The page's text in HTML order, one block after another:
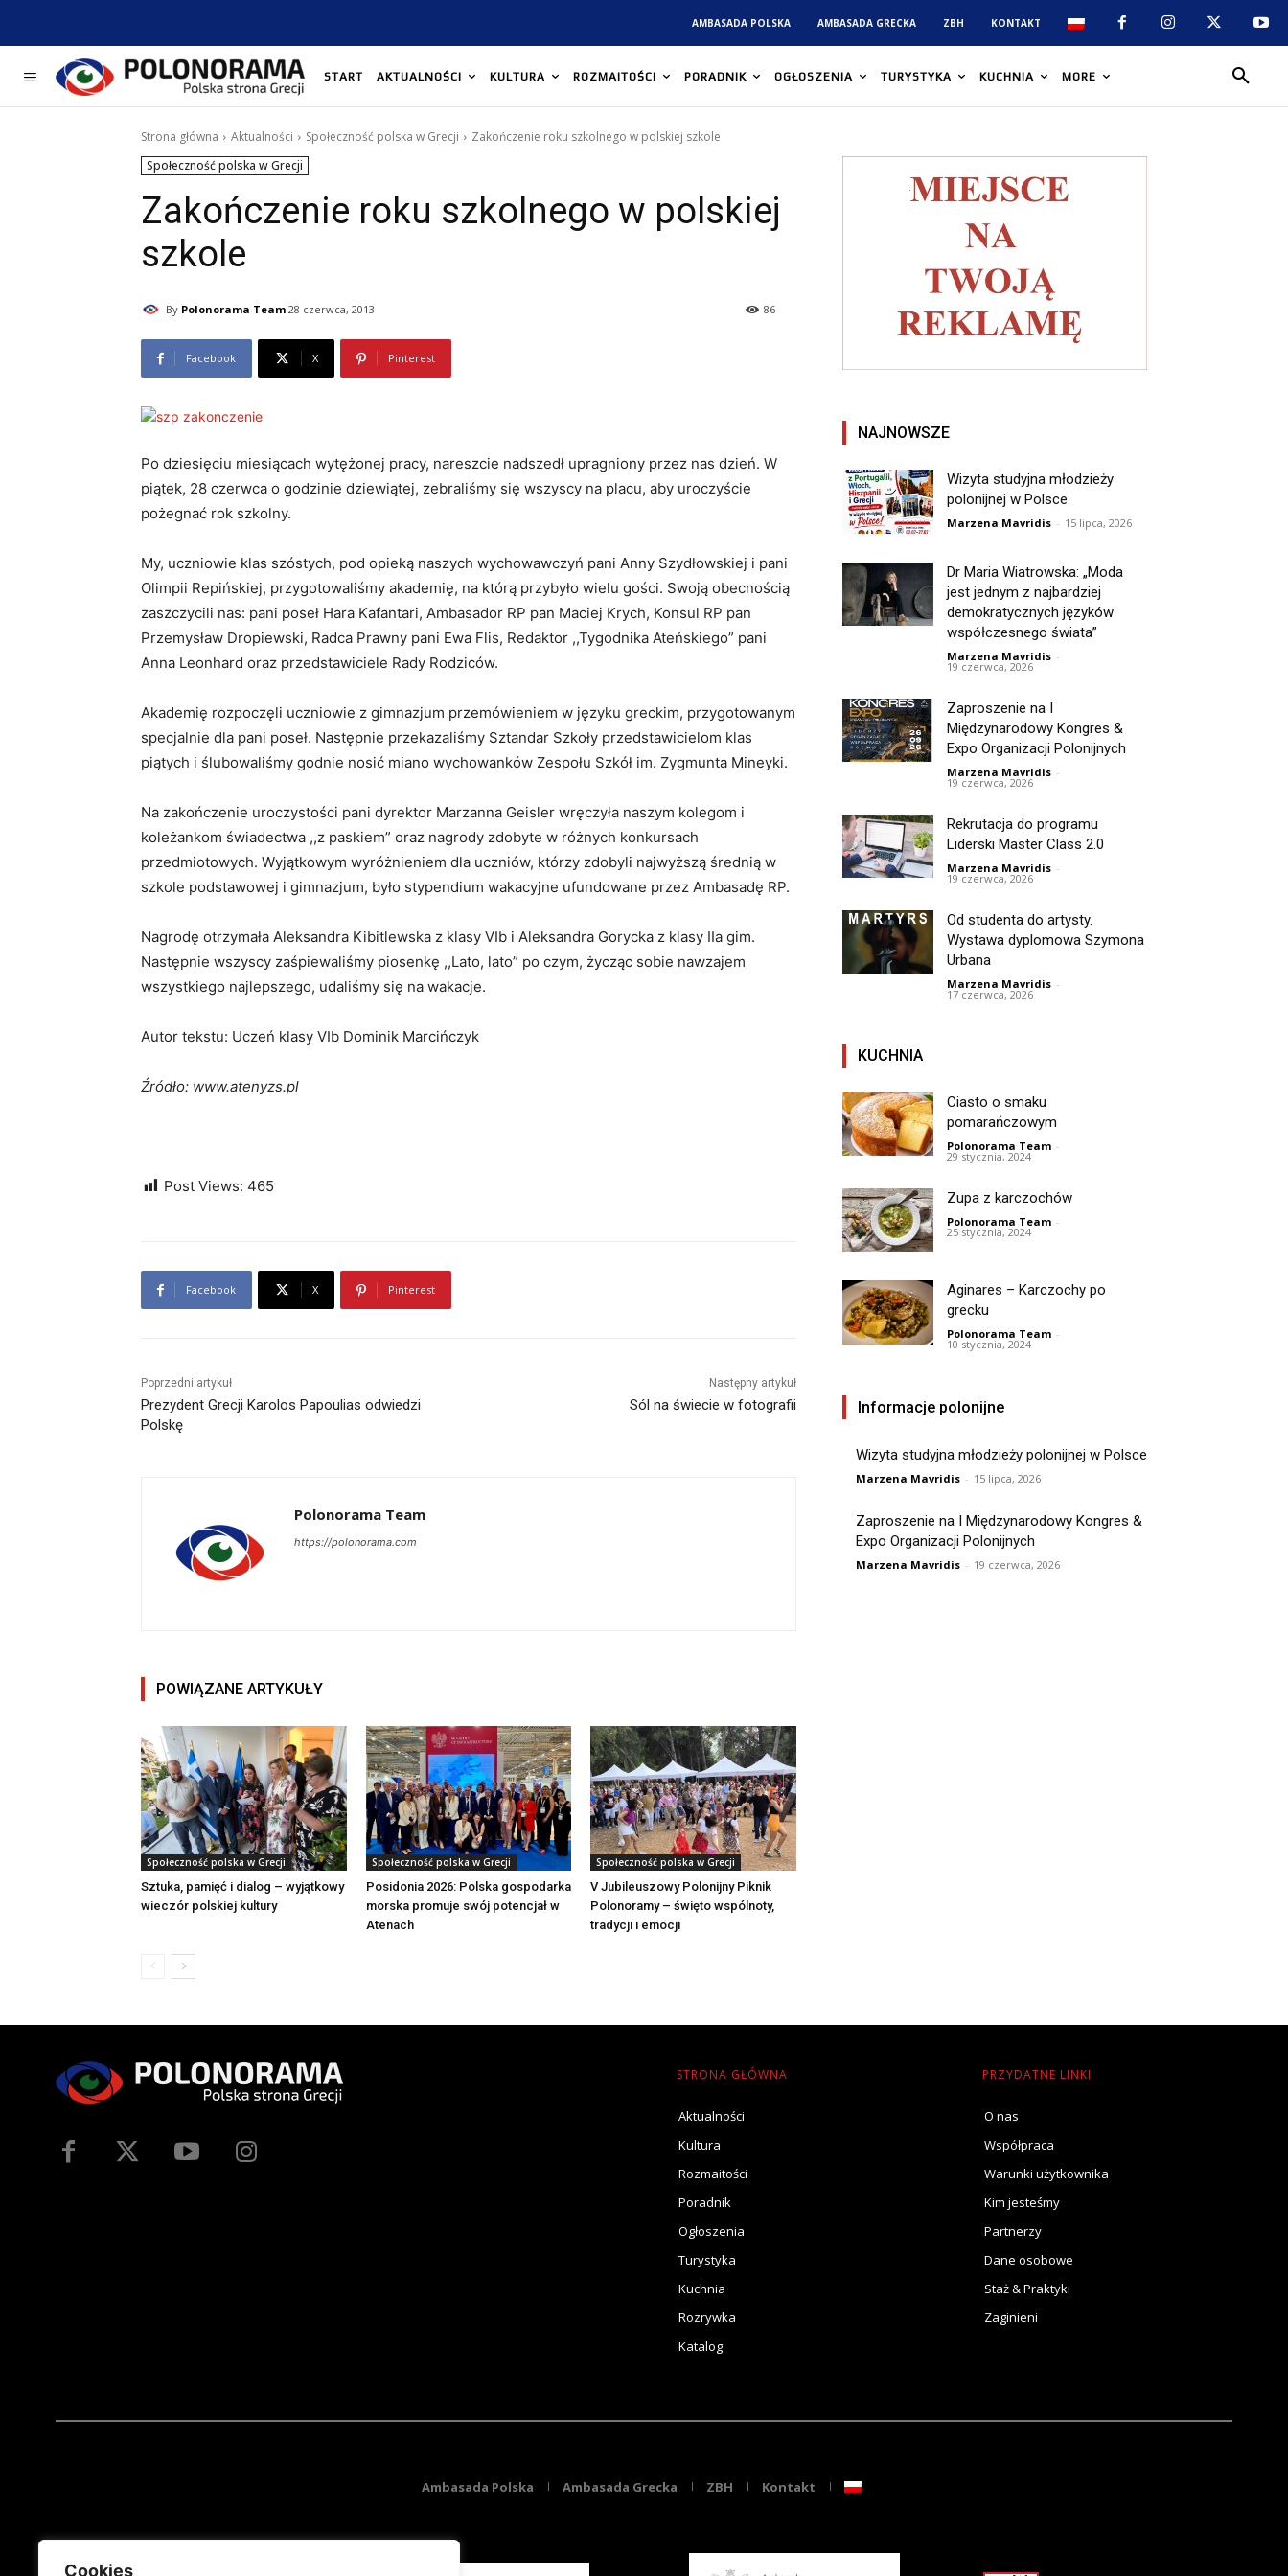
Cookies
AMBASADA POLSKA AMBASADA GRECKA ZBH KONTAKT
START AKTUALNOŚCI KULTURA ROZMAITOŚCI PORADNIK OGŁOSZENIA TURYSTYKA KUCHNIA MORE
Strona główna Aktualności Społeczność polska w Grecji
Zakończenie roku szkolnego w polskiej szkole
Społeczność polska w Grecji
Zakończenie roku szkolnego w polskiej
szkole
By Polonorama Team 28 czerwca, 2013 86
Facebook X Pinterest
Po dziesięciu miesiącach wytężonej pracy, nareszcie nadszedł upragniony przez nas dzień. W
piątek, 28 czerwca o godzinie dziewiątej, zebraliśmy się wszyscy na placu, aby uroczyście
pożegnać rok szkolny.
My, uczniowie klas szóstych, pod opieką naszych wychowawczyń pani Anny Szydłowskiej i pani
Olimpii Repińskiej, przygotowaliśmy akademię, na którą przybyło wielu gości. Swoją obecnością
zaszczycili nas: pani poseł Hara Kafantari, Ambasador RP pan Maciej Krych, Konsul RP pan
Przemysław Dropiewski, Radca Prawny pani Ewa Flis, Redaktor ,,Tygodnika Ateńskiego” pani
Anna Leonhard oraz przedstawiciele Rady Rodziców.
Akademię rozpoczęli uczniowie z gimnazjum przemówieniem w języku greckim, przygotowanym
specjalnie dla pani poseł. Następnie przekazaliśmy Sztandar Szkoły przedstawicielom klas
piątych i ślubowaliśmy godnie nosić miano wychowanków Zespołu Szkół im. Zygmunta Mineyki.
Na zakończenie uroczystości pani dyrektor Marzanna Geisler wręczyła naszym kolegom i
koleżankom świadectwa ,,z paskiem” oraz nagrody zdobyte w różnych konkursach
przedmiotowych. Wyjątkowym wyróżnieniem dla uczniów, którzy zdobyli najwyższą średnią w
szkole podstawowej i gimnazjum, było stypendium wakacyjne ufundowane przez Ambasadę RP.
Nagrodę otrzymała Aleksandra Kibitlewska z klasy VIb i Aleksandra Gorycka z klasy IIa gim.
Następnie wszyscy zaśpiewaliśmy piosenkę ,,Lato, lato” po czym, życząc sobie nawzajem
wszystkiego najlepszego, udaliśmy się na wakacje.
Autor tekstu: Uczeń klasy VIb Dominik Marcińczyk
Źródło: www.atenyzs.pl
Post Views: 465
Facebook X Pinterest
Poprzedni artykuł
Prezydent Grecji Karolos Papoulias odwiedzi
Polskę
Następny artykuł
Sól na świecie w fotografii
Polonorama Team
https://polonorama.com
POWIĄZANE ARTYKUŁY
Społeczność polska w Grecji
Sztuka, pamięć i dialog – wyjątkowy
wieczór polskiej kultury
Społeczność polska w Grecji
Posidonia 2026: Polska gospodarka
morska promuje swój potencjał w
Atenach
Społeczność polska w Grecji
V Jubileuszowy Polonijny Piknik
Polonoramy – święto wspólnoty,
tradycji i emocji
NAJNOWSZE
Wizyta studyjna młodzieży
polonijnej w Polsce
Marzena Mavridis - 15 lipca, 2026
Dr Maria Wiatrowska: „Moda
jest jednym z najbardziej
demokratycznych języków
współczesnego świata”
Marzena Mavridis -
19 czerwca, 2026
Zaproszenie na I
Międzynarodowy Kongres &
Expo Organizacji Polonijnych
Marzena Mavridis -
19 czerwca, 2026
Rekrutacja do programu
Liderski Master Class 2.0
Marzena Mavridis -
19 czerwca, 2026
Od studenta do artysty.
Wystawa dyplomowa Szymona
Urbana
Marzena Mavridis -
17 czerwca, 2026
KUCHNIA
Ciasto o smaku
pomarańczowym
Polonorama Team -
29 stycznia, 2024
Zupa z karczochów
Polonorama Team -
25 stycznia, 2024
Aginares – Karczochy po
grecku
Polonorama Team -
10 stycznia, 2024
Informacje polonijne
Wizyta studyjna młodzieży polonijnej w Polsce
Marzena Mavridis - 15 lipca, 2026
Zaproszenie na I Międzynarodowy Kongres &
Expo Organizacji Polonijnych
Marzena Mavridis - 19 czerwca, 2026
STRONA GŁÓWNA
Aktualności
Kultura
Rozmaitości
Poradnik
Ogłoszenia
Turystyka
Kuchnia
Rozrywka
Katalog
PRZYDATNE LINKI
O nas
Współpraca
Warunki użytkownika
Kim jesteśmy
Partnerzy
Dane osobowe
Staż & Praktyki
Zaginieni
Ambasada Polska Ambasada Grecka ZBH Kontakt